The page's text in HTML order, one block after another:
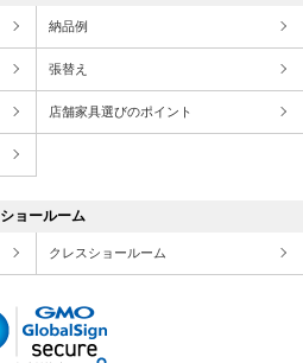
納品例
張替え
店舗家具選びのポイント
ショールーム
クレスショールーム